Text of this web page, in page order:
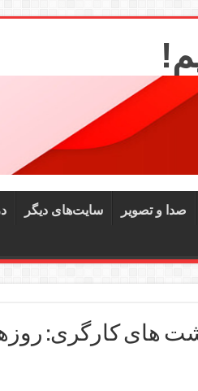
صدا و تصویر سایت‌های دیگر
های کارگری: